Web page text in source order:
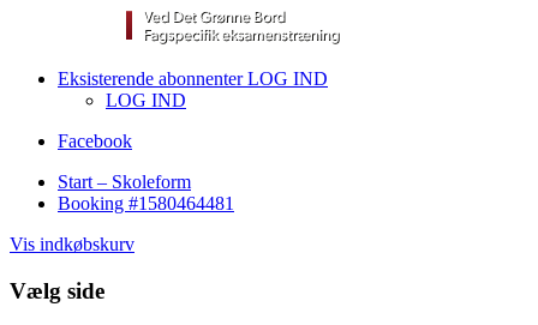
Eksisterende abonnenter LOG IND
LOG IND
Facebook
Start – Skoleform
Booking #1580464481
Vis indkøbskurv
Vælg side